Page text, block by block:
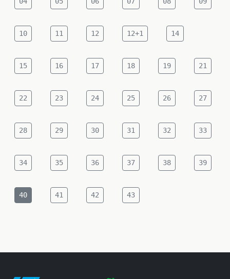
10 11 12 12+1 14
15 16 17 18 19 21
22 23 24 25 26 27
28 29 30 31 32 33
34 35 36 37 38 39
40 41 42 43